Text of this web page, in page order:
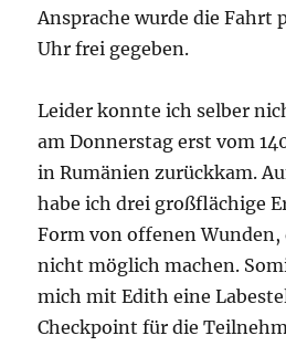
Ansprache wurde die Fahrt
Uhr frei gegeben.
Leider konnte ich selber
am Donnerstag erst vom
in Rumänien zurückkam.
habe ich drei großflächige
Form von offenen Wunden,
nicht möglich machen.
mich mit Edith eine
Checkpoint für die